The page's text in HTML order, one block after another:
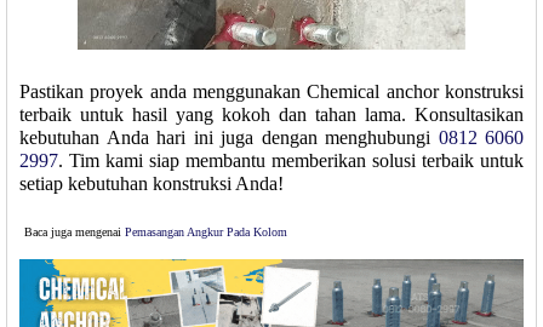
Pastikan proyek anda menggunakan Chemical anchor konstruksi
terbaik untuk hasil yang kokoh dan tahan lama. Konsultasikan
kebutuhan Anda hari ini juga dengan menghubungi 0812 6060
2997. Tim kami siap membantu memberikan solusi terbaik untuk
setiap kebutuhan konstruksi Anda!
Baca juga mengenai Pemasangan Angkur Pada Kolom